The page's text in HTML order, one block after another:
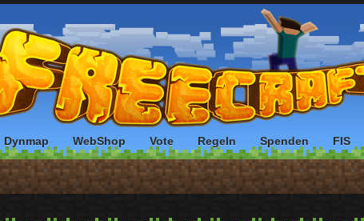
Dynmap WebShop Vote Regeln Spenden FIS